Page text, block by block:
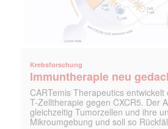
Krebsforschung
Immuntherapie neu
CARTemis Therapeutics entwickelt
T-Zelltherapie gegen CXCR5. Der
gleichzeitig Tumorzellen und ihre
Mikroumgebung und soll so